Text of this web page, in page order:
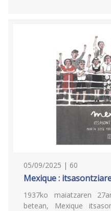
05/09/2025 | 60
Mexique :
1937ko maiatzaren
betean, Mexique